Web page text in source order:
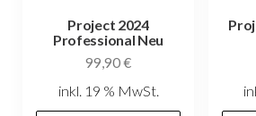
Project 2024
Professional Neu
99,90€
inkl. 19 % MwSt.